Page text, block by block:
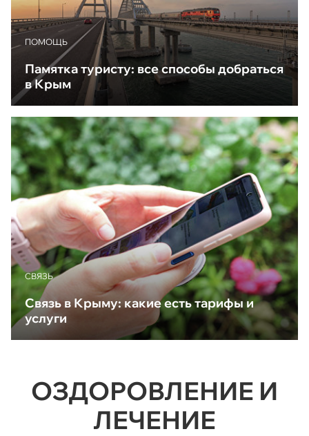
ПОМОЩЬ
Памятка туристу: все способы добраться
в Крым
CВЯЗЬ
Связь в Крыму: какие есть тарифы и
услуги
ОЗДОРОВЛЕНИЕ И
ЛЕЧЕНИЕ